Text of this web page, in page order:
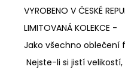
VYROBENO V ČESKÉ
LIMITOVANÁ KOLEKCE -
Jako všechno oblečení
Nejste-li si jistí